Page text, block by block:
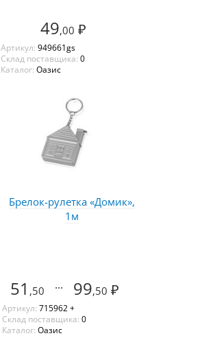
49,00 ₽
Артикул: 949661gs
Склад поставщика: 0
Каталог: Оазис
Брелок-рулетка «Домик»,
1м
51 ,50 ... 99,50 ₽
Артикул: 715962 +
Склад поставщика: 0
Каталог: Оазис